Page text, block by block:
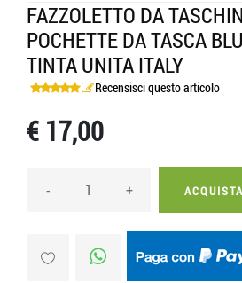
FAZZOLETTO DA
POCHETTE DA TASCA
TINTA UNITA ITALY
Recensisci questo articolo
€ 17,00
- + ACQUISTA